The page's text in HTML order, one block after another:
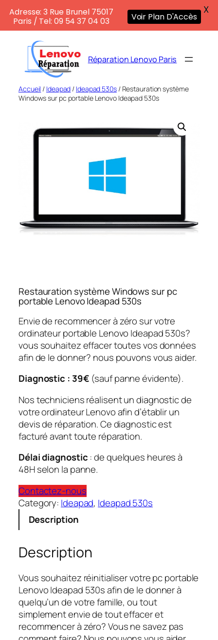
contenu
Réparation Lenovo Paris
Accueil / Ideapad / Ideapad 530s/ Restauration système
Windows sur pc portable Lenovo Ideapad 530s
Restauration système Windows sur pc
portable Lenovo Ideapad 530s
Envie de recommencer à zéro sur votre
ordinateur portable Lenovo Ideapad 530s?
vous souhaitez effacer toutes vos données
afin de le donner? nous pouvons vous aider.
Diagnostic : 39€ (sauf panne évidente).
Nos techniciens réalisent un diagnostic de
votre ordinateur Lenovo afin d’établir un
devis de réparation. Ce diagnostic est
facturé avant toute réparation.
Délai diagnostic : de quelques heures à
48H selon la panne.
Contactez-nous
Category: Ideapad, Ideapad 530s
Description
Description
Vous souhaitez réinitialiser votre pc portable
Lenovo Ideapad 530s afin de le donner à
quelqu’un de votre famille, ou tout
simplement envie de tout effacer et
recommencer à zéro? Vous ne savez pas
Adresse: 3 Rue Brunel 75017
Paris / Tel: 09 54 37 04 03
Voir Plan D'Accès
X